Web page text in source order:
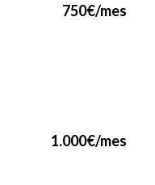
750€/mes
1.000€/mes